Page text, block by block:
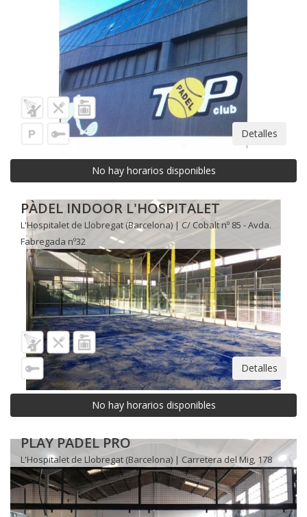
Detalles
No hay horarios disponibles
PÀDEL INDOOR L'HOSPITALET
L'Hospitalet de Llobregat (Barcelona) | C/ Cobalt nº 85 - Avda.
Fabregada nº32
Detalles
No hay horarios disponibles
PLAY PADEL PRO
L'Hospitalet de Llobregat (Barcelona) | Carretera del Mig, 178